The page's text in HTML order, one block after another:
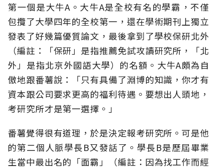
第一個是大牛A。大牛A是全校有名的學霸，不僅
包攬了大學四年的全校第一，還在學術期刊上獨立
發表了好幾篇優質論文，最後拿到了學校保研北外
（編註：「保研」是指推薦免試攻讀研究所，「北
外」是指北京外國語大學）的名額。大牛A頗為自
傲地跟番薯說：「只有具備了淵博的知識，你才有
資本跟公司要求更高的福利待遇。要想出人頭地，
考研究所才是第一選擇。」
番薯覺得很有道理，於是決定報考研究所。可是他
的第二個人脈學長B又發話了。學長B是歷屆畢業
生當中最出名的「面霸」（編註：因為找工作而經